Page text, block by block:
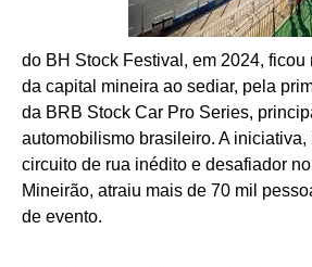
do BH Stock Festival, em 2024, ficou
da capital mineira ao sediar, pela
da BRB Stock Car Pro Series,
automobilismo brasileiro. A
circuito de rua inédito e desafiador
Mineirão, atraiu mais de 70 mil
de evento.